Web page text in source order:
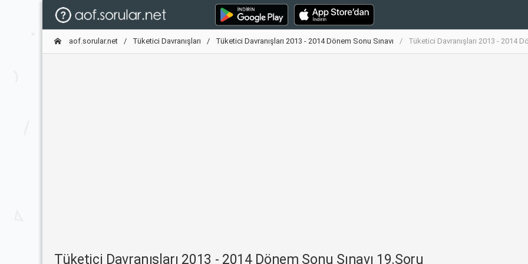
aof.sorular.net Tüketici Davranışları Tüketici Davranışları 2013 - 2014 Dönem Sonu Sınavı Tüketici Davranışları 2013 - 2014
Tüketici Davranışları 2013 - 2014 Dönem Sonu Sınavı 19.Soru